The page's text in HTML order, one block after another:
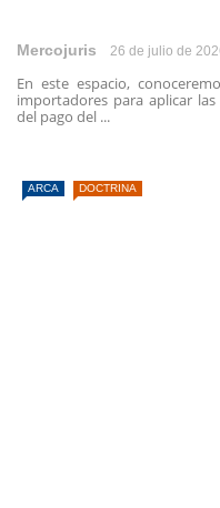
Mercojuris 26 de julio de
En este espacio,
importadores para aplicar
del pago del ...
ARCA DOCTRINA